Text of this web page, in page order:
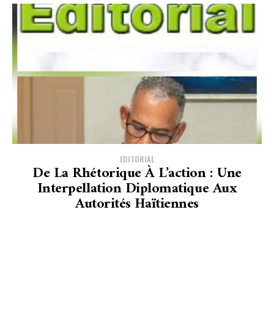
EDITORIAL
De La Rhétorique À L’action : Une
Interpellation Diplomatique Aux
Autorités Haïtiennes